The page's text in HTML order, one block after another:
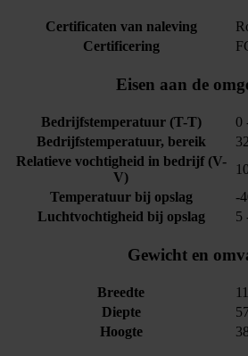
Certificaten van naleving
Certificering
Eisen aan de
Bedrijfstemperatuur (T-T)
0
Bedrijfstemperatuur, bereik
Relatieve vochtigheid in bedrijf (V-
V)
Temperatuur bij opslag
-
Luchtvochtigheid bij opslag
5
Gewicht en
Breedte
Diepte
Hoogte